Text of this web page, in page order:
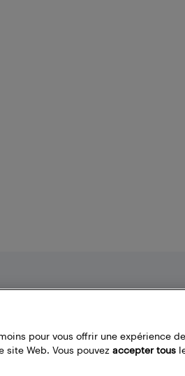
Politique de confidentialité
pour vous offrir une expérience
Web. Vous pouvez accepter tous